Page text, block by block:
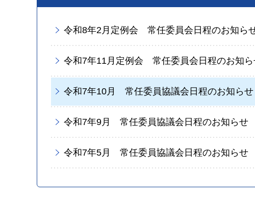
令和8年2月定例会 常任委員会日程のお知ら
令和7年11月定例会 常任委員会日程のお知ら
令和7年10月 常任委員協議会日程のお知らせ
令和7年9月 常任委員協議会日程のお知らせ
令和7年5月 常任委員協議会日程のお知らせ